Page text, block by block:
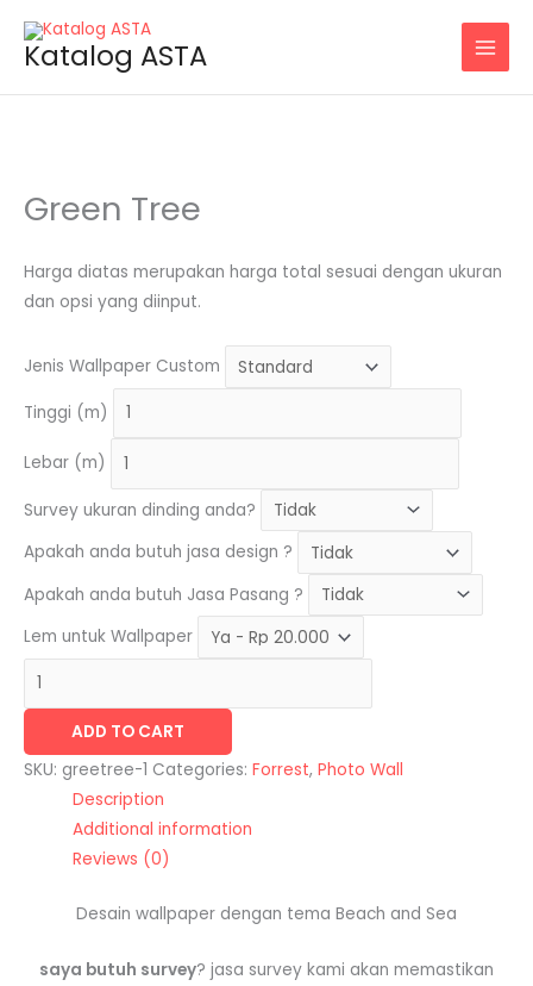
contentKatalog ASTA
Green Tree
Harga diatas merupakan harga total sesuai dengan ukuran
dan opsi yang diinput.
Jenis Wallpaper Custom
Tinggi (m)
Lebar (m)
Survey ukuran dinding anda?
Apakah anda butuh jasa design ?
Apakah anda butuh Jasa Pasang ?
Lem untuk Wallpaper
Tree
quantity
ADD TO CART
SKU: greetree-1 Categories: Forrest, Photo Wall
Description
Additional information
Reviews (0)
Desain wallpaper dengan tema Beach and Sea
saya butuh survey? jasa survey kami akan memastikan